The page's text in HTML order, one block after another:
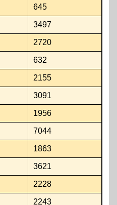
645
3497
2720
632
2155
3091
1956
7044
1863
3621
2228
2243